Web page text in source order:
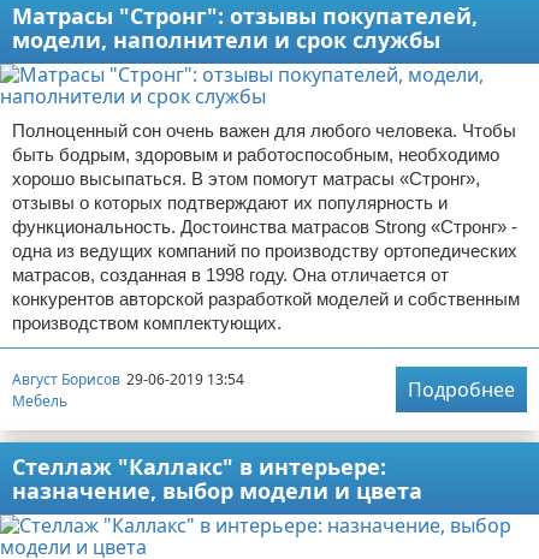
Матрасы "Стронг": отзывы покупателей,
модели, наполнители и срок службы
Полноценный сон очень важен для любого человека. Чтобы
быть бодрым, здоровым и работоспособным, необходимо
хорошо высыпаться. В этом помогут матрасы «Стронг»,
отзывы о которых подтверждают их популярность и
функциональность. Достоинства матрасов Strong «Стронг» -
одна из ведущих компаний по производству ортопедических
матрасов, созданная в 1998 году. Она отличается от
конкурентов авторской разработкой моделей и собственным
производством комплектующих.
Август Борисов 29-06-2019 13:54
Мебель
Подробнее
Стеллаж "Каллакс" в интерьере:
назначение, выбор модели и цвета